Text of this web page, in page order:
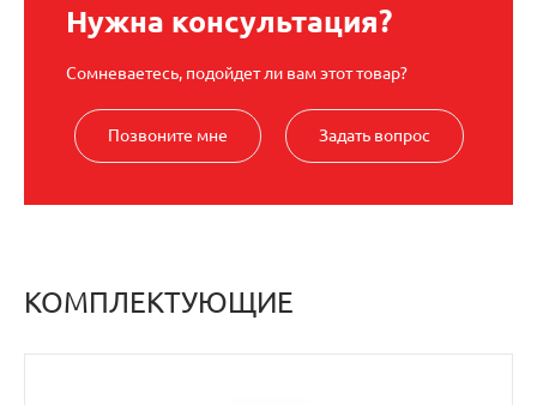
Нужна консультация?
Сомневаетесь, подойдет ли вам этот товар?
Позвоните мне Задать вопрос
КОМПЛЕКТУЮЩИЕ